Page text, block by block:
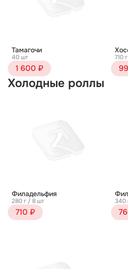
Тамагочи
40 шт
1 600 ₽
710
Холодные роллы
Филадельфия
280 г / 8 шт
710 ₽
340